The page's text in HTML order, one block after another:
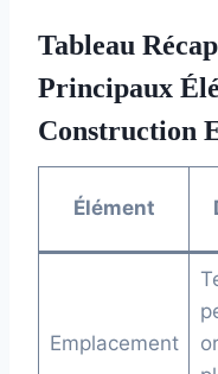
Tableau
Principaux
Construction
Élément
Emplacement